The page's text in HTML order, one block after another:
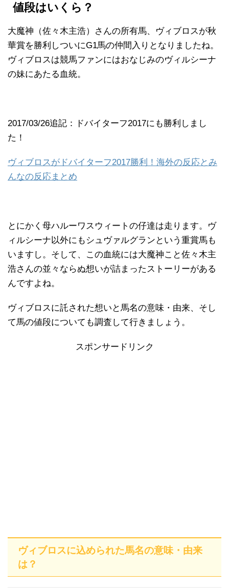
値段はいくら？
大魔神（佐々木主浩）さんの所有馬、ヴィブロスが秋
華賞を勝利しついにG1馬の仲間入りとなりましたね。
ヴィブロスは競馬ファンにはおなじみのヴィルシーナ
の妹にあたる血統。
2017/03/26追記：ドバイターフ2017にも勝利しまし
た！
ヴィブロスがドバイターフ2017勝利！海外の反応とみ
んなの反応まとめ
とにかく母ハルーワスウィートの仔達は走ります。ヴ
ィルシーナ以外にもシュヴァルグランという重賞馬も
いますし。そして、この血統には大魔神こと佐々木主
浩さんの並々ならぬ想いが詰まったストーリーがある
んですよね。
ヴィブロスに託された想いと馬名の意味・由来、そし
て馬の値段についても調査して行きましょう。
スポンサードリンク
ヴィブロスに込められた馬名の意味・由来
は？